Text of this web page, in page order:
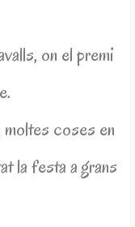
on el premi
coses en
la festa a grans